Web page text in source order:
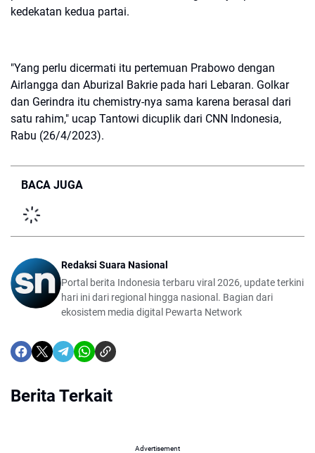
kedekatan kedua partai.
"Yang perlu dicermati itu pertemuan Prabowo dengan
Airlangga dan Aburizal Bakrie pada hari Lebaran. Golkar
dan Gerindra itu chemistry-nya sama karena berasal dari
satu rahim," ucap Tantowi dicuplik dari CNN Indonesia,
Rabu (26/4/2023).
BACA JUGA
Redaksi Suara Nasional
Portal berita Indonesia terbaru viral 2026, update terkini
hari ini dari regional hingga nasional. Bagian dari
ekosistem media digital Pewarta Network
Berita Terkait
Advertisement